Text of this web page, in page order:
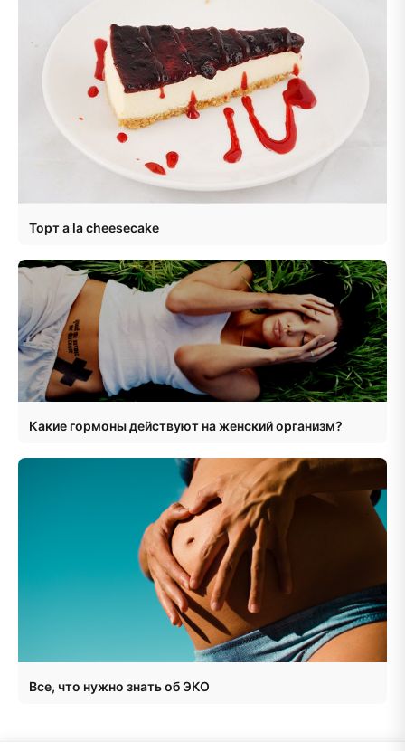
Торт a la cheesecake
Какие гормоны действуют на женский организм?
Все, что нужно знать об ЭКО